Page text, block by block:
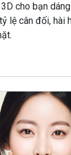
cho bạn
lệ cân đối, hài